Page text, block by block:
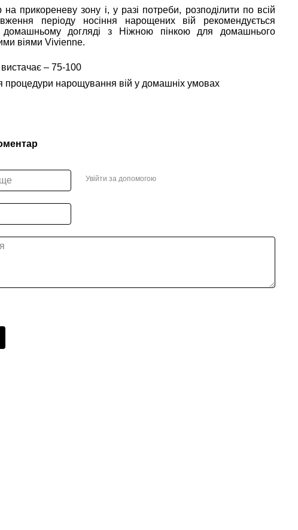
прикореневу зону і, у разі потреби, розподілити по всій
періоду носіння нарощених вій рекомендується
домашньому догляді з Ніжною пінкою для домашнього
віями Vivienne.
– 75-100
процедури нарощування вій у домашніх умовах
Увійти за допомогою